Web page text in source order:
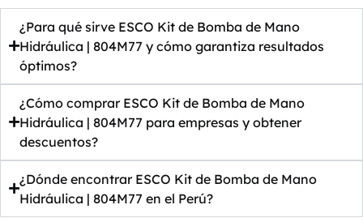
¿Para qué sirve ESCO Kit de Bomba de Mano
Hidráulica | 804M77 y cómo garantiza resultados
óptimos?
¿Cómo comprar ESCO Kit de Bomba de Mano
Hidráulica | 804M77 para empresas y obtener
descuentos?
¿Dónde encontrar ESCO Kit de Bomba de Mano
Hidráulica | 804M77 en el Perú?